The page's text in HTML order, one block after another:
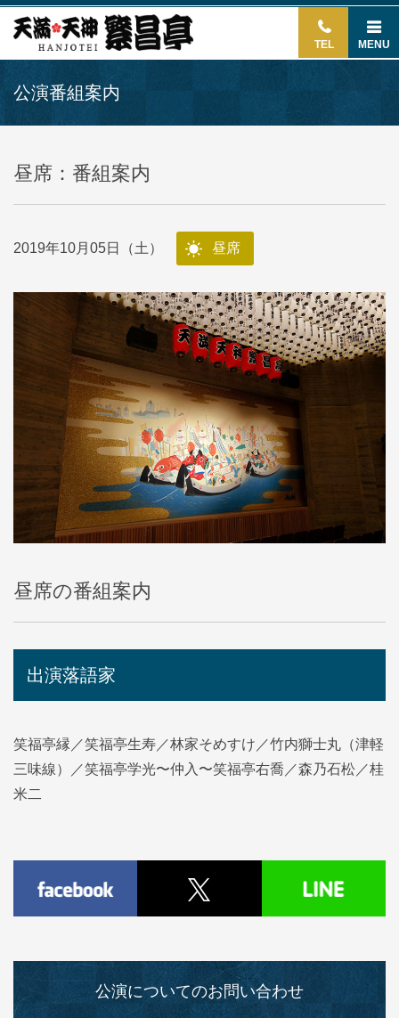
TEL MENU
公演番組案内
昼席：番組案内
2019年10月05日（土） 昼席
昼席の番組案内
出演落語家
笑福亭縁／笑福亭生寿／林家そめすけ／竹内獅士丸（津軽
三味線）／笑福亭学光〜仲入〜笑福亭右喬／森乃石松／桂
米二
公演についてのお問い合わせ